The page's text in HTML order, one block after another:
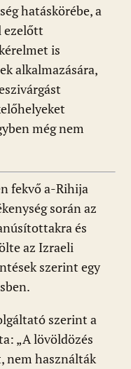
hatáskörébe, a
ezelőtt
is
alkalmazására,
még nem
fekvő a-Rihija
során az
és
az Izraeli
szerint egy
szerint a
„A lövöldözés
nem használták